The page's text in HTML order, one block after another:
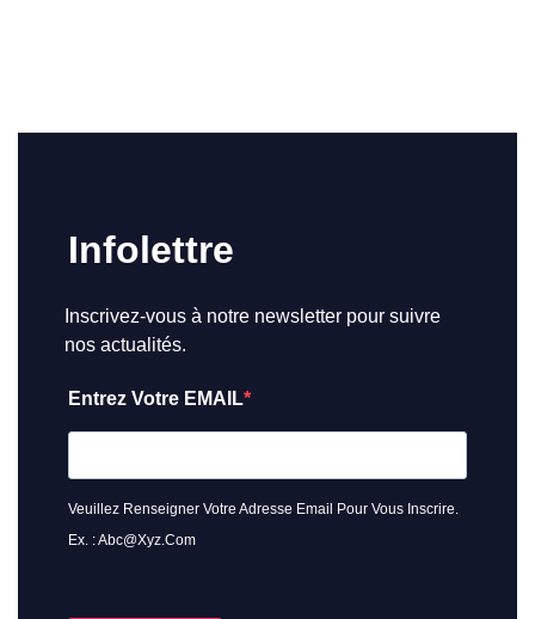
Infolettre
Inscrivez-vous à notre newsletter pour suivre
nos actualités.
Entrez Votre EMAIL
Veuillez Renseigner Votre Adresse Email Pour Vous Inscrire.
Ex. : Abc@xyz.com